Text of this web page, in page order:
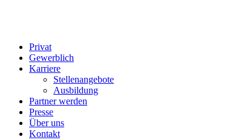
Privat
Gewerblich
Karriere
Stellenangebote
Ausbildung
Partner werden
Presse
Über uns
Kontakt